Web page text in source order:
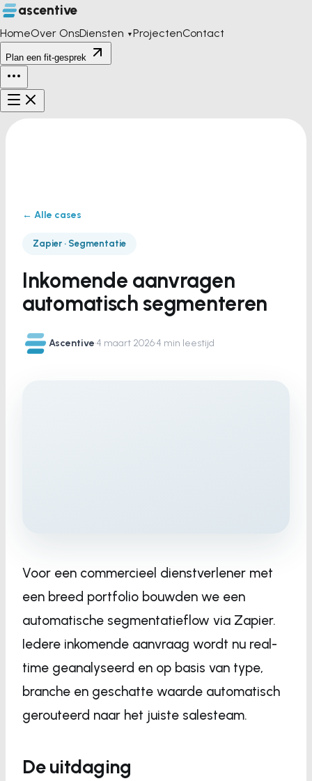
ascentive
HomeOver OnsDiensten ▼ProjectenContact
Plan een fit-gesprek
← Alle cases
Zapier · Segmentatie
Inkomende aanvragen
automatisch segmenteren
Ascentive·4 maart 2026·4 min leestijd
Voor een commercieel dienstverlener met
een breed portfolio bouwden we een
automatische segmentatieflow via Zapier.
Iedere inkomende aanvraag wordt nu real-
time geanalyseerd en op basis van type,
branche en geschatte waarde automatisch
gerouteerd naar het juiste salesteam.
De uitdaging